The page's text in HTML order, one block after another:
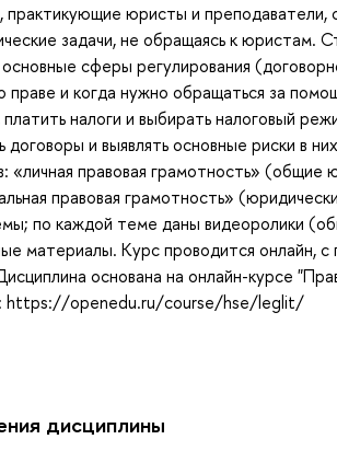
практикующие юристы и преподаватели,
задачи, не обращаясь к юристам.
сферы регулирования
и когда нужно обращаться за
налоги и выбирать налоговый
договоры и выявлять основные риски в
«личная правовая грамотность»
правовая грамотность»
по каждой теме даны видеоролики
материалы. Курс проводится онлайн,
основана на онлайн-курсе
https://openedu.ru/course/hse/leglit/
дисциплины